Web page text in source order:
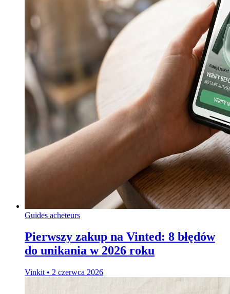
Guides acheteurs
Pierwszy zakup na Vinted: 8 błędów
do unikania w 2026 roku
Vinkit • 2 czerwca 2026